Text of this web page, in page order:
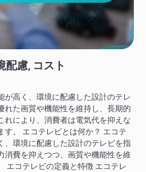
配慮, コスト
が高く、環境に配慮した設計のテレ
れた画質や機能性を維持し、長期的
れにより、消費者は電気代を抑えな
す。 エコテレビとは何か？ エコテ
、環境に配慮した設計のテレビを指
消費を抑えつつ、画質や機能性を維
エコテレビの定義と特徴 エコテレ